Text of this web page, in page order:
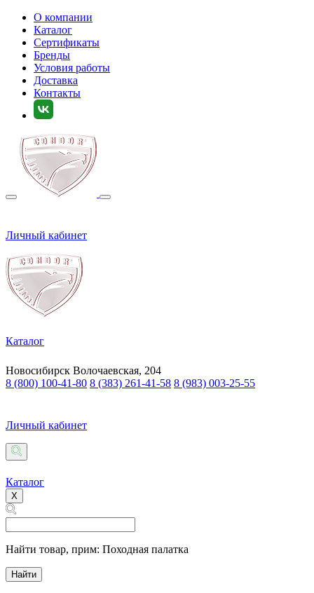
О компании
Каталог
Сертификаты
Бренды
Условия работы
Доставка
Контакты
Личный кабинет
Каталог
Новосибирск Волочаевская, 204
8 (800) 100-41-80 8 (383) 261-41-58 8 (983) 003-25-55
Личный кабинет
Каталог
X
Найти товар, прим: Походная палатка
Найти